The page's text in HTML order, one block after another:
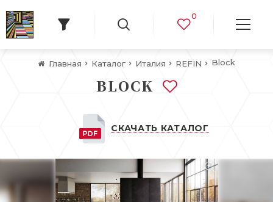
0
Главная Каталог Италия REFIN Block
BLOCK
СКАЧАТЬ КАТАЛОГ